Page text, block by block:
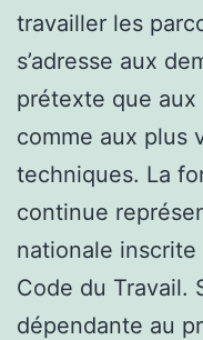
travailler les
s’adresse aux
prétexte que
comme aux plus
techniques. La
continue
nationale inscrite
Code du Travail.
dépendante au